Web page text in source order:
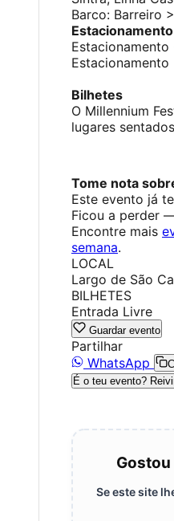
Barco: Barreiro
Estacionamento
Estacionamento
Bilhetes
O Millennium
lugares
Tome nota
Este evento já
Ficou a perder
Encontre mais
semana.
LOCAL
Largo de São
BILHETES
Entrada Livre
Guardar evento
Partilhar
WhatsApp
É o teu evento?
Se este site